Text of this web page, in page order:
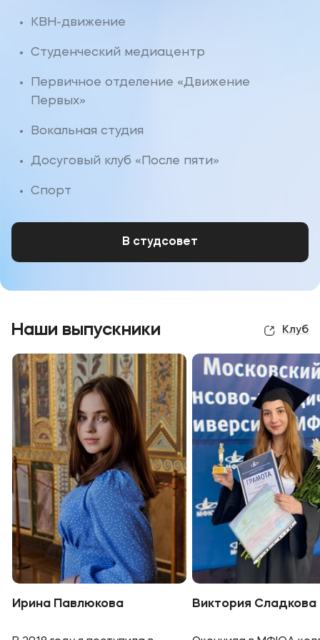
КВН-движение
Студенческий медиацентр
Первичное отделение «Движение
Первых»
Вокальная студия
Досуговый клуб «После пяти»
Спорт
В студсовет
Наши выпускники Клуб
Ирина Павлюкова Виктория Сладкова